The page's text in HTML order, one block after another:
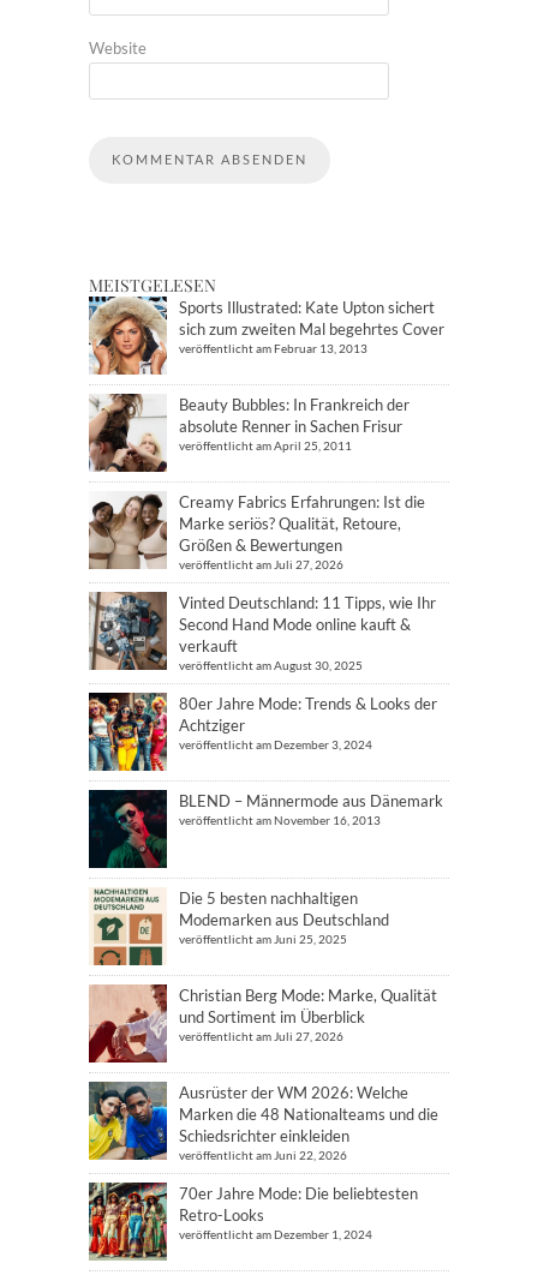
Website
MEISTGELESEN
Sports Illustrated: Kate Upton sichert
sich zum zweiten Mal begehrtes Cover
veröffentlicht am Februar 13, 2013
Beauty Bubbles: In Frankreich der
absolute Renner in Sachen Frisur
veröffentlicht am April 25, 2011
Creamy Fabrics Erfahrungen: Ist die
Marke seriös? Qualität, Retoure,
Größen & Bewertungen
veröffentlicht am Juli 27, 2026
Vinted Deutschland: 11 Tipps, wie Ihr
Second Hand Mode online kauft &
verkauft
veröffentlicht am August 30, 2025
80er Jahre Mode: Trends & Looks der
Achtziger
veröffentlicht am Dezember 3, 2024
BLEND – Männermode aus Dänemark
veröffentlicht am November 16, 2013
Die 5 besten nachhaltigen
Modemarken aus Deutschland
veröffentlicht am Juni 25, 2025
Christian Berg Mode: Marke, Qualität
und Sortiment im Überblick
veröffentlicht am Juli 27, 2026
Ausrüster der WM 2026: Welche
Marken die 48 Nationalteams und die
Schiedsrichter einkleiden
veröffentlicht am Juni 22, 2026
70er Jahre Mode: Die beliebtesten
Retro-Looks
veröffentlicht am Dezember 1, 2024